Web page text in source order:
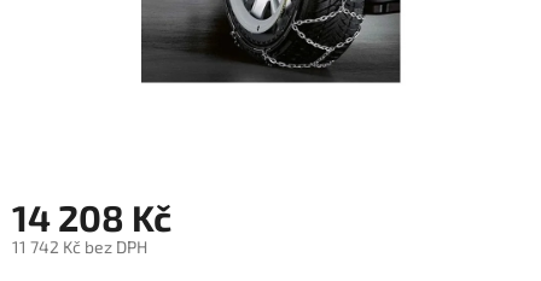
14 208 Kč
11 742 Kč bez DPH